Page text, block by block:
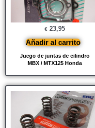
Juego de juntas de cilindro
MBX / MTX125 Honda
€ 23,95
Añadir al carrito